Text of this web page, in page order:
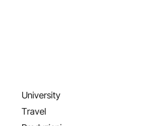
University
Travel